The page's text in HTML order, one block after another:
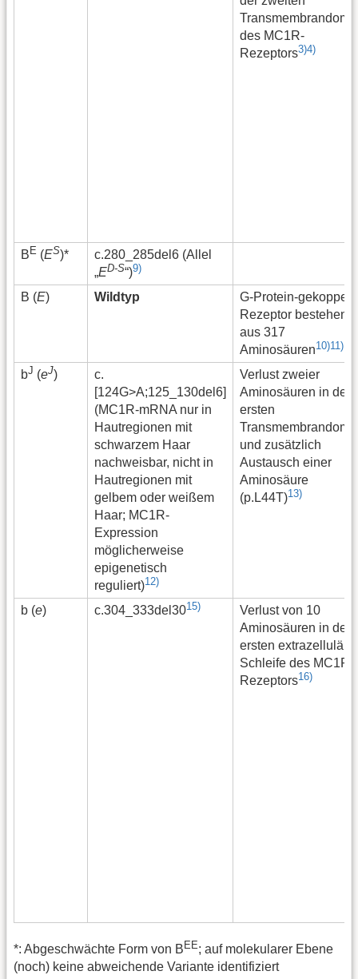
des MC1R-
Rezeptors3)4)
BE (ES)*
c.280_285del6 (Allel
„ED-S“)9)
B (E) Wildtyp
G-Protein-
Rezeptor bestehend
aus 317
Aminosäuren10)11)
bJ (eJ)
c.
[124G>A;125_130del6]
(MC1R-mRNA nur in
Hautregionen mit
schwarzem Haar
nachweisbar, nicht in
Hautregionen mit
gelbem oder weißem
Haar; MC1R-
Expression
möglicherweise
epigenetisch
reguliert)12)
Verlust zweier
Aminosäuren in der
ersten
und zusätzlich
Austausch einer
Aminosäure
(p.L44T)13)
b (e) c.304_333del3015)
Verlust von 10
Aminosäuren in der
ersten
Schleife des MC1R-
Rezeptors16)
*: Abgeschwächte Form von B EE; auf molekularer Ebene
(noch) keine abweichende Variante identifiziert